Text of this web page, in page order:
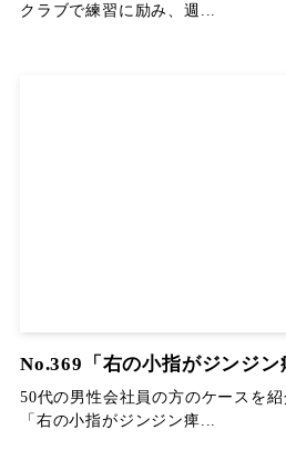
クラブで練習に励み、週...
No.369「右の小指がジンジン
50代の男性会社員の方のケースを
「右の小指がジンジン痺...